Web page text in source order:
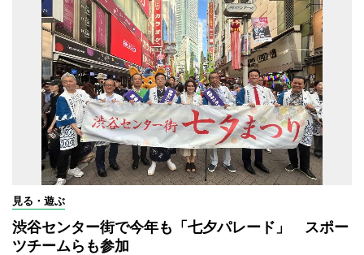
見る・遊ぶ
渋谷センター街で今年も「七夕パレード」 スポー
ツチームらも参加